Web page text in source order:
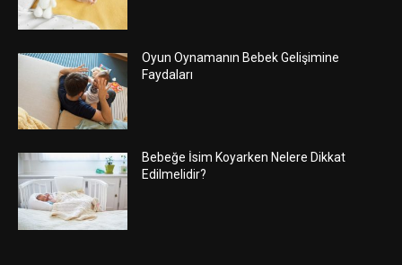
Oyun Oynamanın Bebek Gelişimine
Faydaları
Bebeğe İsim Koyarken Nelere Dikkat
Edilmelidir?